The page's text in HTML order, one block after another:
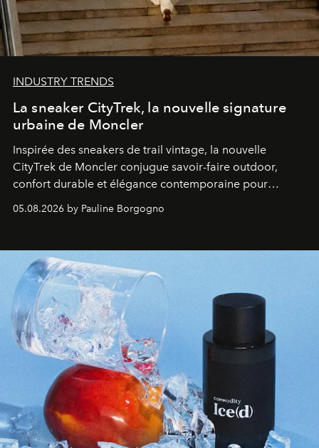
INDUSTRY TRENDS
La sneaker CityTrek, la nouvelle signature
urbaine de Moncler
Inspirée des sneakers de trail vintage, la nouvelle
CityTrek de Moncler conjugue savoir-faire outdoor,
confort durable et élégance contemporaine pour
accompagner les explorations du quotidien.
05.08.2026 by Pauline Borgogno